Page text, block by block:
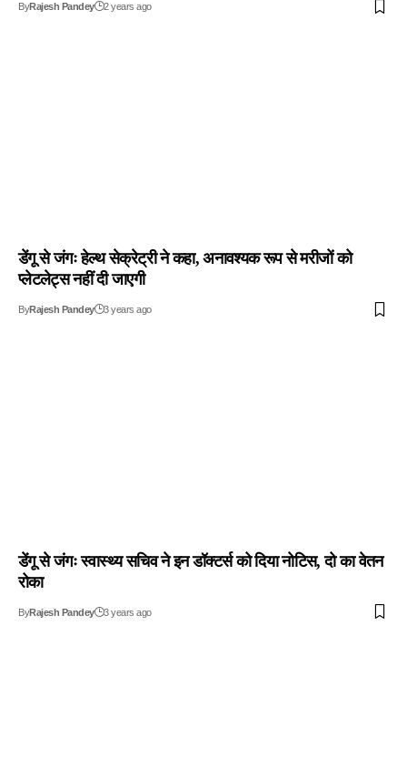
ByRajesh Pandey 2 years ago
डेंगू से जंगः हेल्थ सेक्रेट्री ने कहा, अनावश्यक रूप से मरीजों को
प्लेटलेट्स नहीं दी जाएगी
ByRajesh Pandey 3 years ago
डेंगू से जंगः स्वास्थ्य सचिव ने इन डॉक्टर्स को दिया नोटिस, दो का वेतन
रोका
ByRajesh Pandey 3 years ago